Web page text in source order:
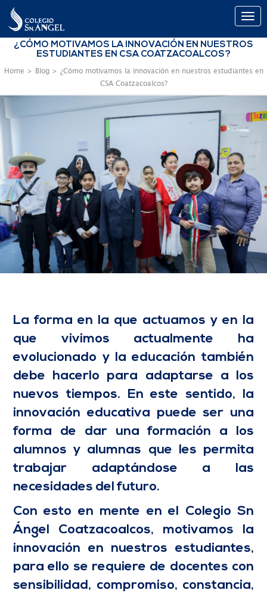
Pasar
contenido
¿CÓMO MOTIVAMOS LA INNOVACIÓN EN NUESTROS
ESTUDIANTES EN CSA COATZACOALCOS?
Home > Blog > ¿Cómo motivamos la innovación en nuestros estudiantes en
CSA Coatzacoalcos?
La forma en la que actuamos y en la
que vivimos actualmente ha
evolucionado y la educación también
debe hacerlo para adaptarse a los
nuevos tiempos. En este sentido, la
innovación educativa puede ser una
forma de dar una formación a los
alumnos y alumnas que les permita
trabajar adaptándose a las
necesidades del futuro.
Con esto en mente en el Colegio Sn
Ángel Coatzacoalcos, motivamos la
innovación en nuestros estudiantes,
para ello se requiere de docentes con
sensibilidad, compromiso, constancia,